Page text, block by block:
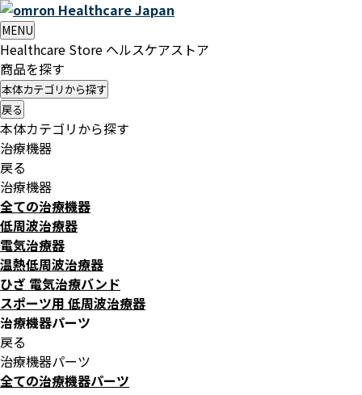
HealthcareJapan
MENU
Healthcare Store ヘルスケアストア
商品を探す
本体カテゴリから探す
戻る
本体カテゴリから探す
治療機器
戻る
治療機器
全ての治療機器
低周波治療器
電気治療器
温熱低周波治療器
ひざ 電気治療バンド
スポーツ用 低周波治療器
治療機器パーツ
戻る
治療機器パーツ
全ての治療機器パーツ